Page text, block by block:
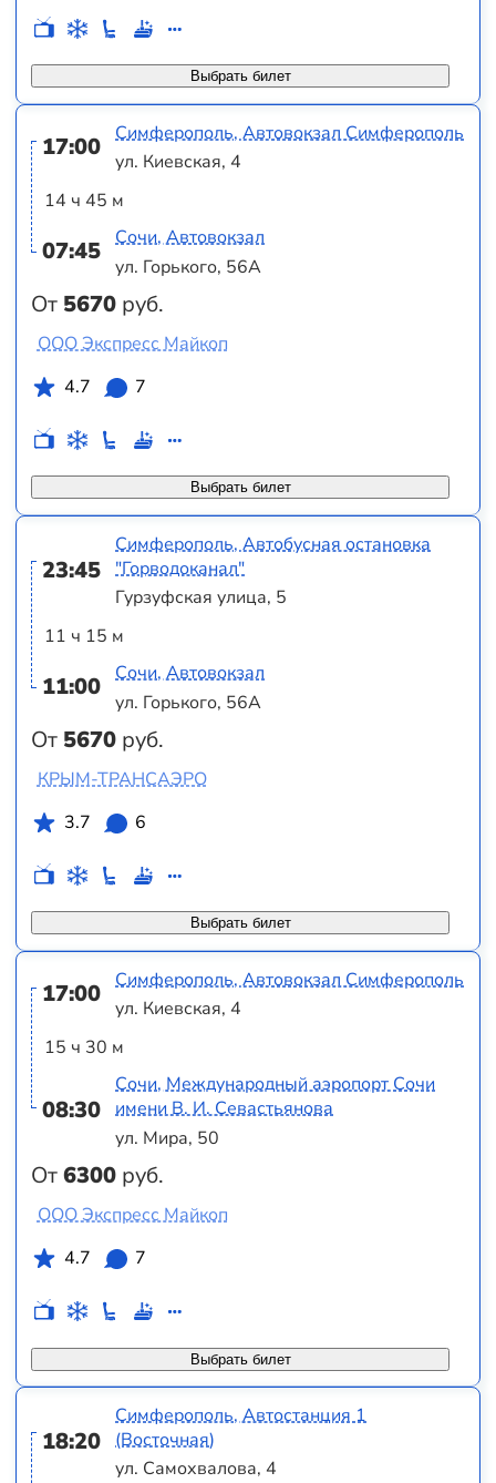
Выбрать билет
17:00
14 ч 45 м
07:45
От 5670 руб.
Симферополь, Автовокзал Симферополь
ул. Киевская, 4
Сочи, Автовокзал
ул. Горького, 56А
Выбрать билет
ООО Экспресс Майкоп
4.7
7
23:45
11 ч 15 м
11:00
От 5670 руб.
Симферополь, Автобусная остановка
"Горводоканал"
Гурзуфская улица, 5
Сочи, Автовокзал
ул. Горького, 56А
Выбрать билет
КРЫМ-ТРАНСАЭРО
3.7
6
17:00
15 ч 30 м
08:30
От6300 руб.
Симферополь, Автовокзал Симферополь
ул. Киевская, 4
Сочи, Международный аэропорт Сочи
имени В. И. Севастьянова
ул. Мира, 50
Выбрать билет
ООО Экспресс Майкоп
4.7
7
18:20
Симферополь, Автостанция 1
(Восточная)
ул. Самохвалова, 4